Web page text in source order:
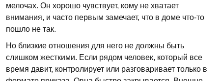
мелочах. Он хорошо чувствует, кому не хватает
внимания, и часто первым замечает, что в доме что-то
пошло не так.
Но близкие отношения для него не должны быть
слишком жесткими. Если рядом человек, который все
время давит, контролирует или разговаривает только в